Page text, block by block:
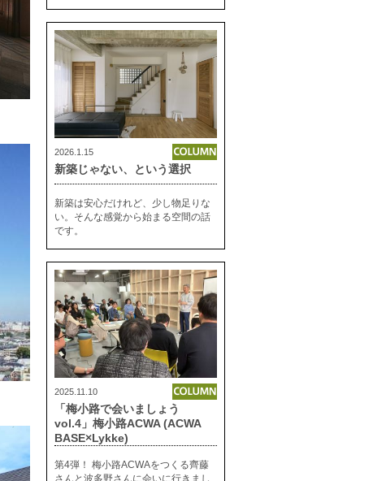
2026.1.15
新築じゃない、という選択
新築は安心だけれど、少し物足りな
い。そんな感覚から始まる空間の話
です。
2025.11.10
「梅小路で会いましょう
vol.4」梅小路ACWA (ACWA
BASE×Lykke)
第4弾！ 梅小路ACWAをつくる齊藤
さんと波多野さんに会いに行きまし